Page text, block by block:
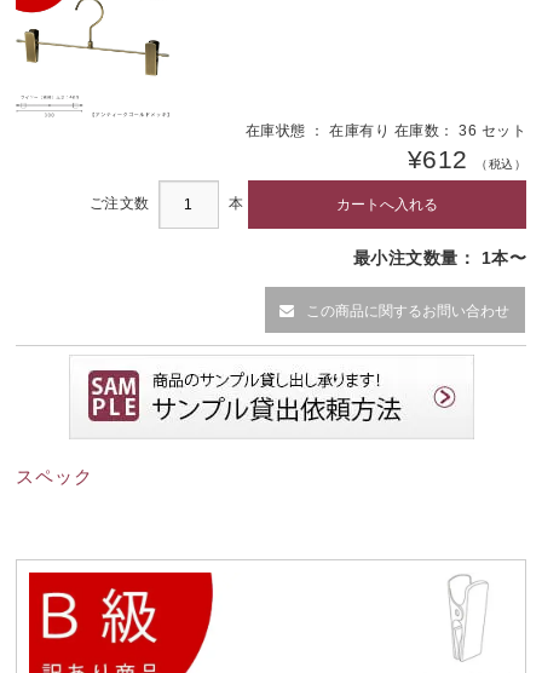
在庫状態 ： 在庫有り 在庫数： 36 セット
¥612 （税込）
ご注文数 本
最小注文数量： 1本〜
この商品に関するお問い合わせ
スペック